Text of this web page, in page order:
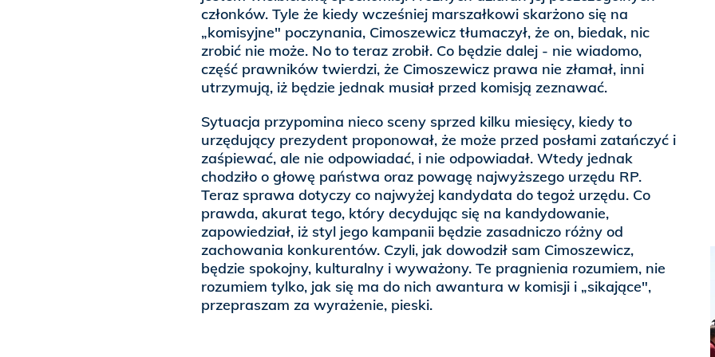
członków. Tyle że kiedy wcześniej marszałkowi skarżono się na
„komisyjne" poczynania, Cimoszewicz tłumaczył, że on, biedak, nic
zrobić nie może. No to teraz zrobił. Co będzie dalej - nie wiadomo,
część prawników twierdzi, że Cimoszewicz prawa nie złamał, inni
utrzymują, iż będzie jednak musiał przed komisją zeznawać.
Sytuacja przypomina nieco sceny sprzed kilku miesięcy, kiedy to
urzędujący prezydent proponował, że może przed posłami zatańczyć i
zaśpiewać, ale nie odpowiadać, i nie odpowiadał. Wtedy jednak
chodziło o głowę państwa oraz powagę najwyższego urzędu RP.
Teraz sprawa dotyczy co najwyżej kandydata do tegoż urzędu. Co
prawda, akurat tego, który decydując się na kandydowanie,
zapowiedział, iż styl jego kampanii będzie zasadniczo różny od
zachowania konkurentów. Czyli, jak dowodził sam Cimoszewicz,
będzie spokojny, kulturalny i wyważony. Te pragnienia rozumiem, nie
rozumiem tylko, jak się ma do nich awantura w komisji i „sikające",
przepraszam za wyrażenie, pieski.